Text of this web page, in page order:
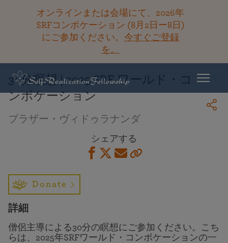
オンラインまたは会場にて、2026年
SRFコンボケーション (8月2日ー8日)
にご参加ください。 今すぐご登録
を。
ライブラリーに戻る
30分瞑想 | 2025 SRF ワールド・コ
ンボケーション
ブラザー・ヴィドゥラナンダ
シェアする
Donate
詳細
僧侶主導による30分の瞑想にご参加ください。こち
らは、2025年SRFワールド・コンボケーションの一